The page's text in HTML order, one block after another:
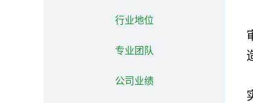
行业地位
专业团队
公司业绩